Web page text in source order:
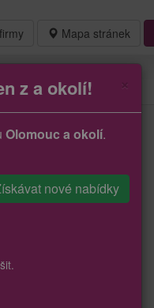
Mapa stránek
z a okolí!
Olomouc a okolí.